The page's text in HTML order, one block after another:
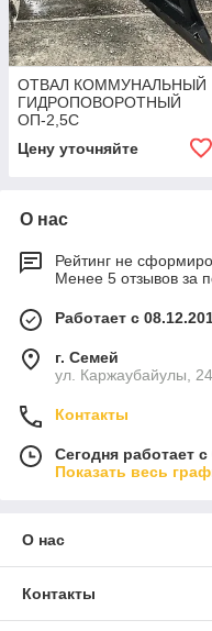
ОТВАЛ КОММУНАЛЬНЫЙ
ГИДРОПОВОРОТНЫЙ
ОП-2,5С
Цену уточняйте
О нас
Рейтинг не
Менее 5 отзывов за
Работает с
г. Семей
ул. Каржаубайулы,
Контакты
Сегодня работает
Показать весь
О нас
Контакты